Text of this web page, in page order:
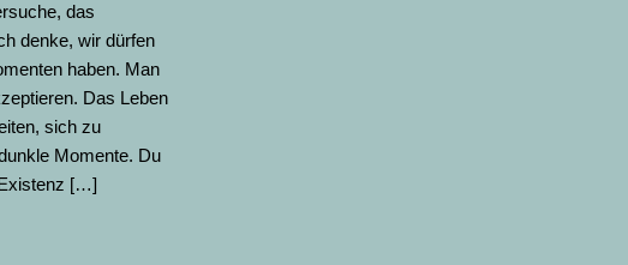
das
denke, wir dürfen
haben. Man
Das Leben
sich zu
Momente. Du
[…]